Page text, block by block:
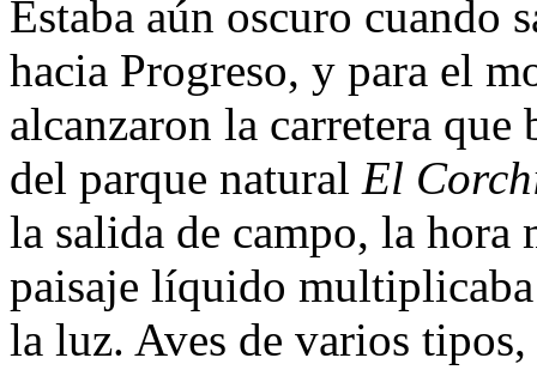
Estaba aún oscuro cuando
hacia Progreso, y para el
alcanzaron la carretera que
del parque natural El
la salida de campo, la hora
paisaje líquido
la luz. Aves de varios